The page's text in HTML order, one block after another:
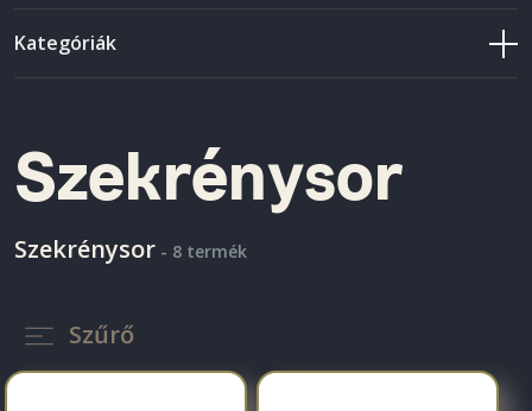
Szekrénysor
Szekrénysor - 8 termék
Szűrő
Kategóriák